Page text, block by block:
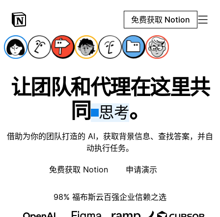
免费获取 Notion
让团队和代理在这里共
同 思考。
借助为你的团队打造的 AI，获取背景信息、查找答案，并自
动执行任务。
免费获取 Notion 申请演示
98% 福布斯云百强企业信赖之选